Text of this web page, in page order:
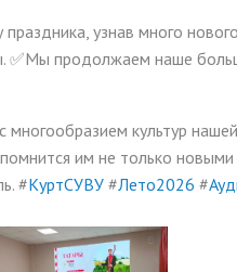
узнав много
✅Мы продолжаем наше
культур
им не только
#КуртСУВУ #Лето2026 #